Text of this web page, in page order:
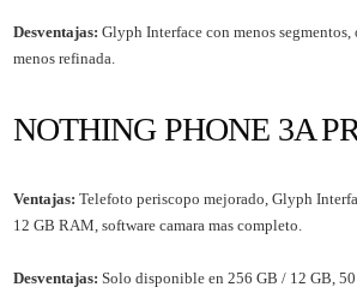
Desventajas: Glyph Interface con menos
menos refinada.
NOTHING PHONE 3A
Ventajas: Telefoto periscopo mejorado, Glyph
12 GB RAM, software camara mas completo.
Desventajas: Solo disponible en 256 GB / 12 GB, 50